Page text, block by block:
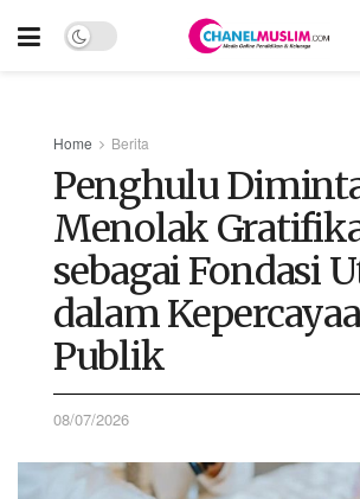
Home Berita
Penghulu
Menolak
sebagai Fondasi
dalam
Publik
08/07/2026